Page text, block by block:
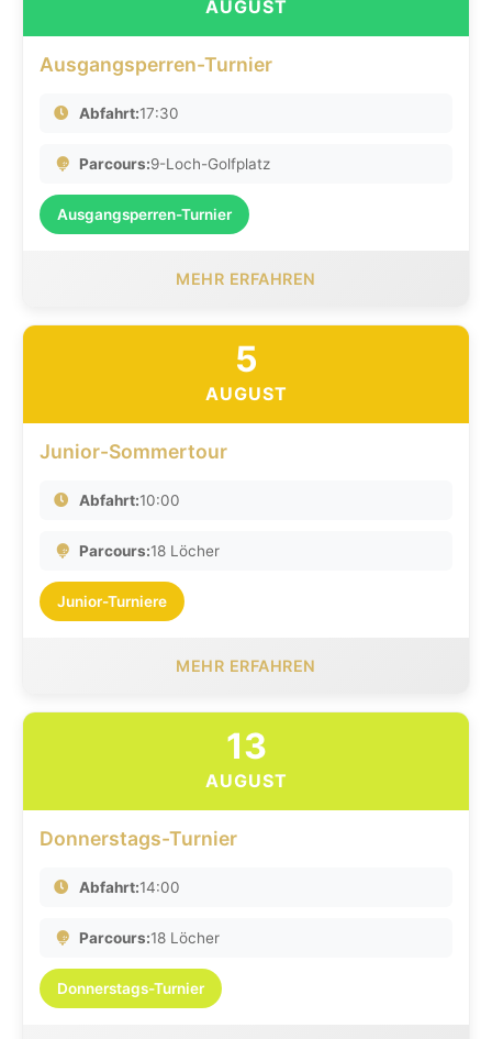
AUGUST
Ausgangsperren-Turnier
Abfahrt:17:30
Parcours:9-Loch-Golfplatz
Ausgangsperren-Turnier
MEHR ERFAHREN
5
AUGUST
Junior-Sommertour
Abfahrt:10:00
Parcours:18 Löcher
Junior-Turniere
MEHR ERFAHREN
13
AUGUST
Donnerstags-Turnier
Abfahrt:14:00
Parcours:18 Löcher
Donnerstags-Turnier